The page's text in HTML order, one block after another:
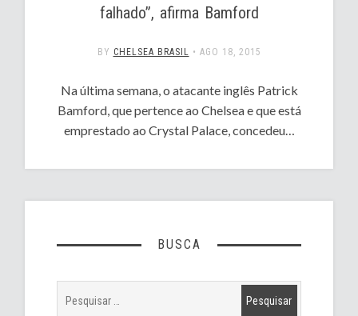
falhado”, afirma Bamford
BY CHELSEA BRASIL • AGO 18, 2015
Na última semana, o atacante inglês Patrick
Bamford, que pertence ao Chelsea e que está
emprestado ao Crystal Palace, concedeu…
BUSCA